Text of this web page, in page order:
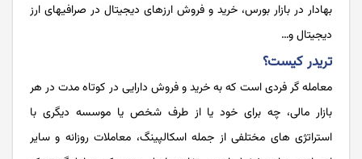
بهادار در بازار بورس، خرید و فروش ارزهای دیجیتال در صرافی­های ارز
دیجیتال و…
تریدر کیست؟
معامله گر فردی است که به خرید و فروش دارایی در کوتاه ­مدت در هر
بازار مالی، چه برای خود یا از طرف شخص یا موسسه دیگری با
استراتژی های مختلفی از جمله اسکالپینگ، معاملات روزانه و سایر